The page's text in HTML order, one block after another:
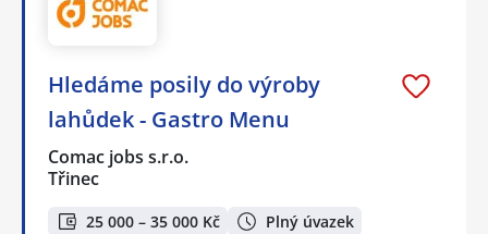
Hledáme posily do výroby
lahůdek - Gastro Menu
Comac jobs s.r.o.
Třinec
25 000 – 35 000 Kč Plný úvazek